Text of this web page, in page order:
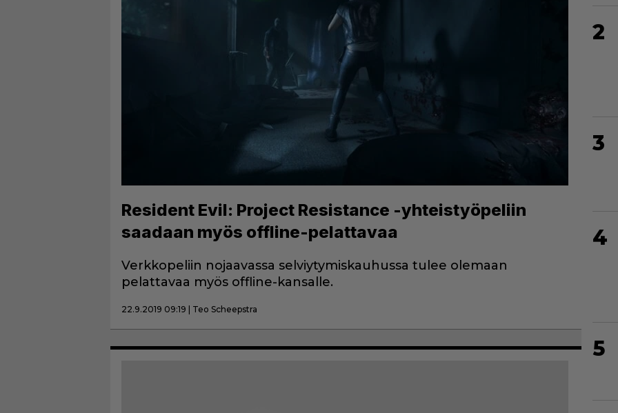
Resident Evil: Project Resistance -yhteistyöpeliin
saadaan myös offline-pelattavaa
Verkkopeliin nojaavassa selviytymiskauhussa tulee olemaan
pelattavaa myös offline-kansalle.
22.9.2019 09:19 | Teo Scheepstra
2
3
4
5